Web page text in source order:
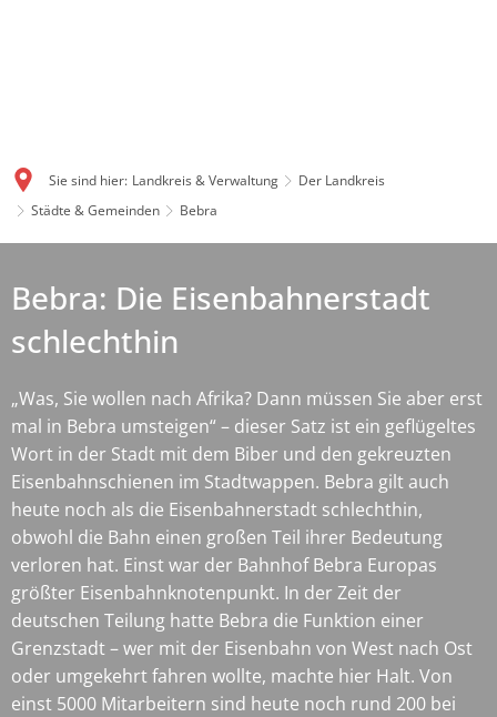
Sie sind hier: Landkreis & Verwaltung
Der Landkreis
Städte & Gemeinden
Bebra
Bebra: Die Eisenbahnerstadt
schlechthin
„Was, Sie wollen nach Afrika? Dann müssen Sie aber erst
mal in Bebra umsteigen“ – dieser Satz ist ein geflügeltes
Wort in der Stadt mit dem Biber und den gekreuzten
Eisenbahnschienen im Stadtwappen. Bebra gilt auch
heute noch als die Eisenbahnerstadt schlechthin,
obwohl die Bahn einen großen Teil ihrer Bedeutung
verloren hat. Einst war der Bahnhof Bebra Europas
größter Eisenbahnknotenpunkt. In der Zeit der
deutschen Teilung hatte Bebra die Funktion einer
Grenzstadt – wer mit der Eisenbahn von West nach Ost
oder umgekehrt fahren wollte, machte hier Halt. Von
einst 5000 Mitarbeitern sind heute noch rund 200 bei